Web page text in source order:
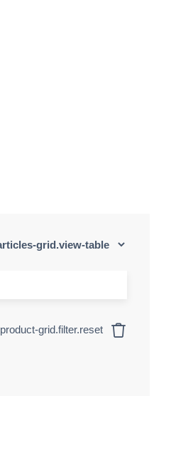
product-grid.filter.reset